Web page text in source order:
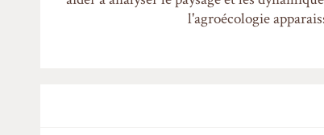
l'agroécologie